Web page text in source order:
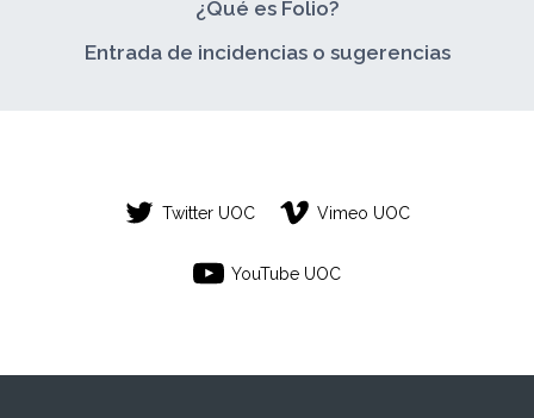
¿Qué es Folio?
Entrada de incidencias o sugerencias
Twitter UOC Vimeo UOC
YouTube UOC